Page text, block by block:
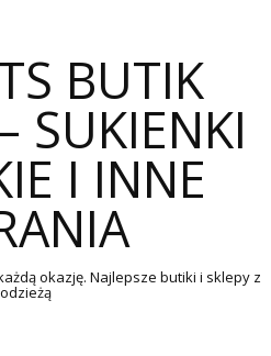
BUTIK
SUKIENKI
I INNE
okazję. Najlepsze butiki i sklepy z
odzieżą